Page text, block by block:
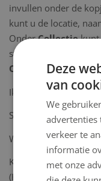
invullen onder de
kunt u de locatie,
OnderCollectiekunt
stukken. En klik ook
Over Velsenen
Ik wens u veel plezier
Sander Smeets
Wethouder kunst en
Kunstwerk op de foto:
(Hoofdstraat,
Deze
van
We
advertenties
verkeer te
informatie
met onze